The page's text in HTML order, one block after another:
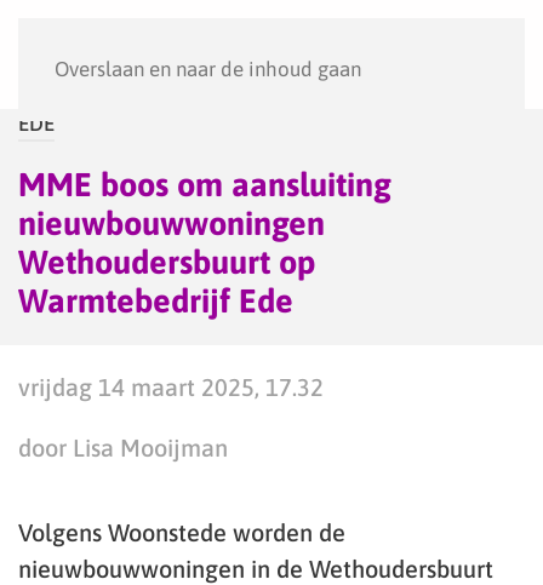
Overslaan en naar de inhoud gaan
EDE
MME boos om aansluiting
nieuwbouwwoningen
Wethoudersbuurt op
Warmtebedrijf Ede
vrijdag 14 maart 2025, 17.32
door Lisa Mooijman
Volgens Woonstede worden de
nieuwbouwwoningen in de Wethoudersbuurt